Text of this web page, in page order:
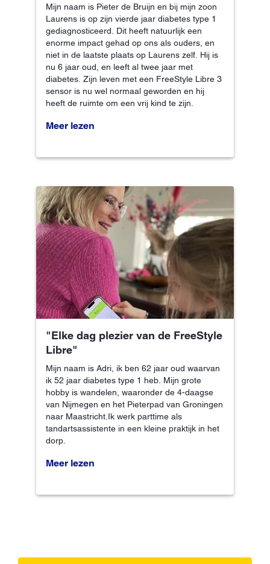
Mijn naam is Pieter de Bruijn en bij mijn zoon
Laurens is op zijn vierde jaar diabetes type 1
gediagnosticeerd. Dit heeft natuurlijk een
enorme impact gehad op ons als ouders, en
niet in de laatste plaats op Laurens zelf. Hij is
nu 6 jaar oud, en leeft al twee jaar met
diabetes. Zijn leven met een FreeStyle Libre 3
sensor is nu wel normaal geworden en hij
heeft de ruimte om een vrij kind te zijn.
Meer lezen
"Elke dag plezier van de FreeStyle
Libre"
Mijn naam is Adri, ik ben 62 jaar oud waarvan
ik 52 jaar diabetes type 1 heb. Mijn grote
hobby is wandelen, waaronder de 4-daagse
van Nijmegen en het Pieterpad van Groningen
naar Maastricht.Ik werk parttime als
tandartsassistente in een kleine praktijk in het
dorp.
Meer lezen